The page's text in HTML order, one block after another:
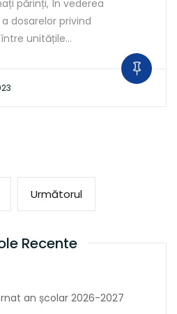
părinți, În vederea
dosarelor privind
unitățile…
UrmătorulUrmătoarea
pagină
Recente
an școlar 2026-2027